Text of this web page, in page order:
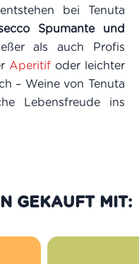
bei Tenuta
Spumante und
als auch Profis
Aperitif oder leichter
– Weine von Tenuta
Lebensfreude ins
GEKAUFT MIT: